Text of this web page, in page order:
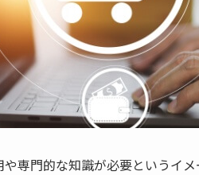
専門的な知識が必要というイ